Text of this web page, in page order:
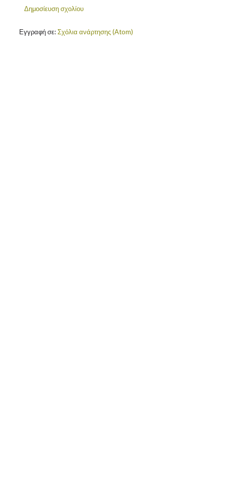
Δημοσίευση σχολίου
Εγγραφή σε:Σχόλια ανάρτησης (Atom)